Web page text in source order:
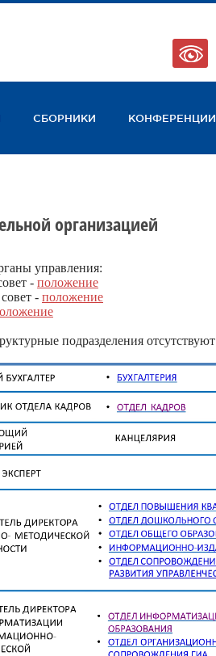
СБОРНИКИ КОНФЕРЕНЦИИ
организацией
управления:
- положение
- положение
подразделения отсутствуют